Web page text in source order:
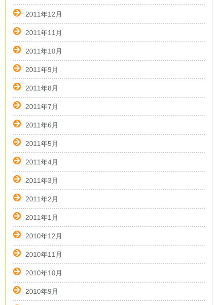
2011年12月
2011年11月
2011年10月
2011年9月
2011年8月
2011年7月
2011年6月
2011年5月
2011年4月
2011年3月
2011年2月
2011年1月
2010年12月
2010年11月
2010年10月
2010年9月